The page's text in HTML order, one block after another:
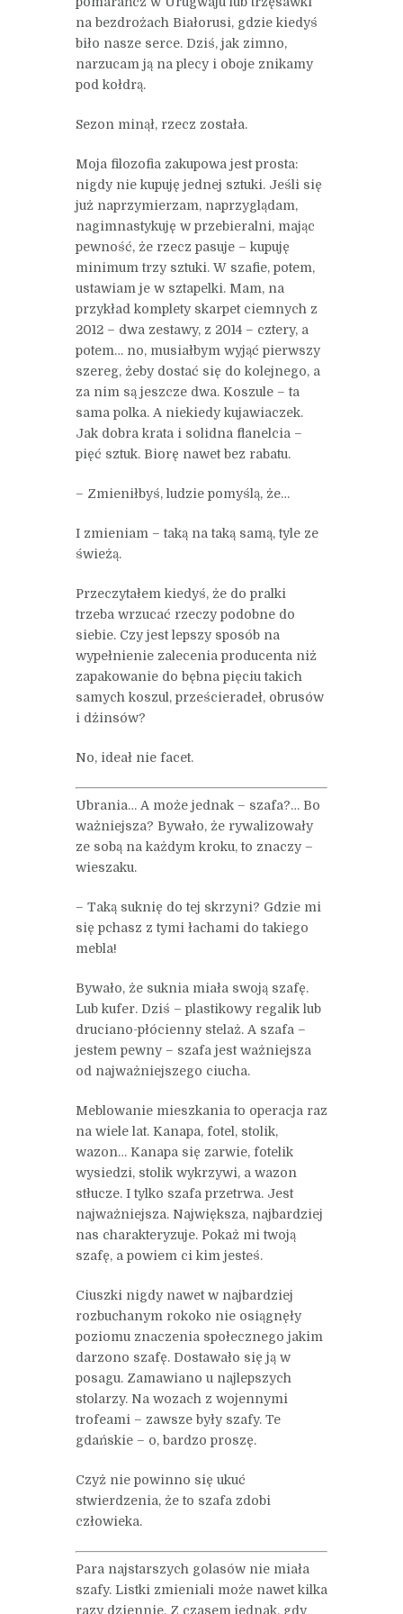
na bezdrożach Białorusi, gdzie kiedyś
biło nasze serce. Dziś, jak zimno,
narzucam ją na plecy i oboje znikamy
pod kołdrą.
Sezon minął, rzecz została.
Moja filozofia zakupowa jest prosta:
nigdy nie kupuję jednej sztuki. Jeśli się
już naprzymierzam, naprzyglądam,
nagimnastykuję w przebieralni, mając
pewność, że rzecz pasuje – kupuję
minimum trzy sztuki. W szafie, potem,
ustawiam je w sztapelki. Mam, na
przykład komplety skarpet ciemnych z
2012 – dwa zestawy, z 2014 – cztery, a
potem… no, musiałbym wyjąć pierwszy
szereg, żeby dostać się do kolejnego, a
za nim są jeszcze dwa. Koszule – ta
sama polka. A niekiedy kujawiaczek.
Jak dobra krata i solidna flanelcia –
pięć sztuk. Biorę nawet bez rabatu.
– Zmieniłbyś, ludzie pomyślą, że…
I zmieniam – taką na taką samą, tyle ze
świeżą.
Przeczytałem kiedyś, że do pralki
trzeba wrzucać rzeczy podobne do
siebie. Czy jest lepszy sposób na
wypełnienie zalecenia producenta niż
zapakowanie do bębna pięciu takich
samych koszul, prześcieradeł, obrusów
i dżinsów?
No, ideał nie facet.
Ubrania… A może jednak – szafa?… Bo
ważniejsza? Bywało, że rywalizowały
ze sobą na każdym kroku, to znaczy –
wieszaku.
– Taką suknię do tej skrzyni? Gdzie mi
się pchasz z tymi łachami do takiego
mebla!
Bywało, że suknia miała swoją szafę.
Lub kufer. Dziś – plastikowy regalik lub
druciano-płócienny stelaż. A szafa –
jestem pewny – szafa jest ważniejsza
od najważniejszego ciucha.
Meblowanie mieszkania to operacja raz
na wiele lat. Kanapa, fotel, stolik,
wazon… Kanapa się zarwie, fotelik
wysiedzi, stolik wykrzywi, a wazon
stłucze. I tylko szafa przetrwa. Jest
najważniejsza. Największa, najbardziej
nas charakteryzuje. Pokaż mi twoją
szafę, a powiem ci kim jesteś.
Ciuszki nigdy nawet w najbardziej
rozbuchanym rokoko nie osiągnęły
poziomu znaczenia społecznego jakim
darzono szafę. Dostawało się ją w
posagu. Zamawiano u najlepszych
stolarzy. Na wozach z wojennymi
trofeami – zawsze były szafy. Te
gdańskie – o, bardzo proszę.
Czyż nie powinno się ukuć
stwierdzenia, że to szafa zdobi
człowieka.
Para najstarszych golasów nie miała
szafy. Listki zmieniali może nawet kilka
razy dziennie. Z czasem jednak, gdy